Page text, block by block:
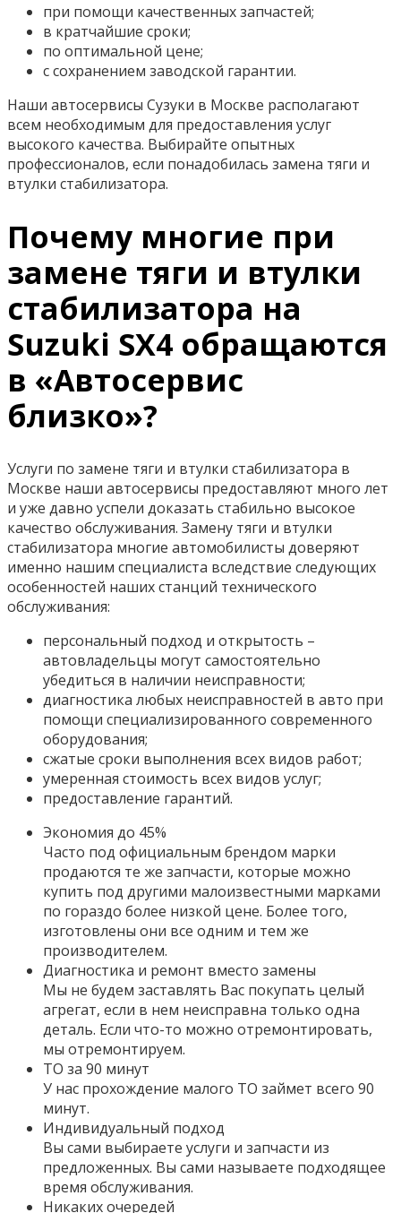
при помощи качественных запчастей;
в кратчайшие сроки;
по оптимальной цене;
с сохранением заводской гарантии.
Наши автосервисы Сузуки в Москве располагают
всем необходимым для предоставления услуг
высокого качества. Выбирайте опытных
профессионалов, если понадобилась замена тяги и
втулки стабилизатора.
Почему многие при
замене тяги и втулки
стабилизатора на
Suzuki SX4 обращаются
в «Автосервис
близко»?
Услуги по замене тяги и втулки стабилизатора в
Москве наши автосервисы предоставляют много лет
и уже давно успели доказать стабильно высокое
качество обслуживания. Замену тяги и втулки
стабилизатора многие автомобилисты доверяют
именно нашим специалиста вследствие следующих
особенностей наших станций технического
обслуживания:
персональный подход и открытость –
автовладельцы могут самостоятельно
убедиться в наличии неисправности;
диагностика любых неисправностей в авто при
помощи специализированного современного
оборудования;
сжатые сроки выполнения всех видов работ;
умеренная стоимость всех видов услуг;
предоставление гарантий.
Экономия до 45%
Часто под официальным брендом марки
продаются те же запчасти, которые можно
купить под другими малоизвестными марками
по гораздо более низкой цене. Более того,
изготовлены они все одним и тем же
производителем.
Диагностика и ремонт вместо замены
Мы не будем заставлять Вас покупать целый
агрегат, если в нем неисправна только одна
деталь. Если что-то можно отремонтировать,
мы отремонтируем.
ТО за 90 минут
У нас прохождение малого ТО займет всего 90
минут.
Индивидуальный подход
Вы сами выбираете услуги и запчасти из
предложенных. Вы сами называете подходящее
время обслуживания.
Никаких очередей